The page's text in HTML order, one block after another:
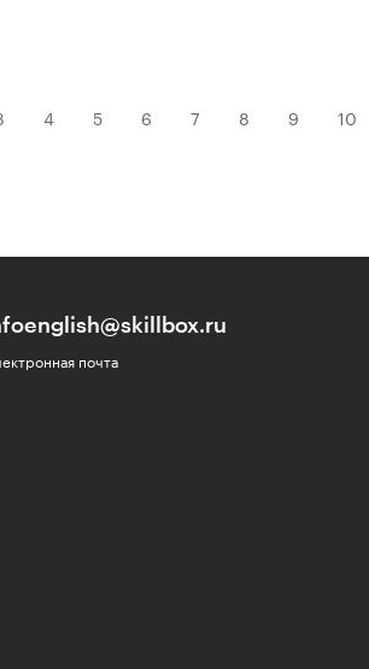
4 5 6 7 8 9 10
почта